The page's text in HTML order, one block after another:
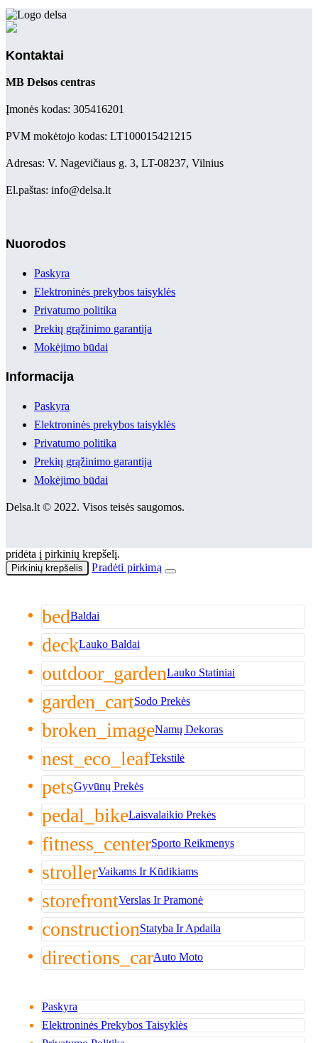
Kontaktai
MB Delsos centras
Įmonės kodas: 305416201
PVM mokėtojo kodas: LT100015421215
Adresas: V. Nagevičiaus g. 3, LT-08237, Vilnius
El.paštas: info@delsa.lt
Nuorodos
Paskyra
Elektroninės prekybos taisyklės
Privatumo politika
Prekių grąžinimo garantija
Mokėjimo būdai
Informacija
Paskyra
Elektroninės prekybos taisyklės
Privatumo politika
Prekių grąžinimo garantija
Mokėjimo būdai
Delsa.lt © 2022. Visos teisės saugomos.
pridėta į pirkinių krepšelį.
Pirkinių krepšelis Pradėti pirkimą
bedBaldai
deckLauko Baldai
outdoor_gardenLauko Statiniai
garden_cartSodo Prekės
broken_imageNamų Dekoras
nest_eco_leafTekstilė
petsGyvūnų Prekės
pedal_bikeLaisvalaikio Prekės
fitness_centerSporto Reikmenys
strollerVaikams Ir Kūdikiams
storefrontVerslas Ir Pramonė
constructionStatyba Ir Apdaila
directions_carAuto Moto
Paskyra
Elektroninės Prekybos Taisyklės